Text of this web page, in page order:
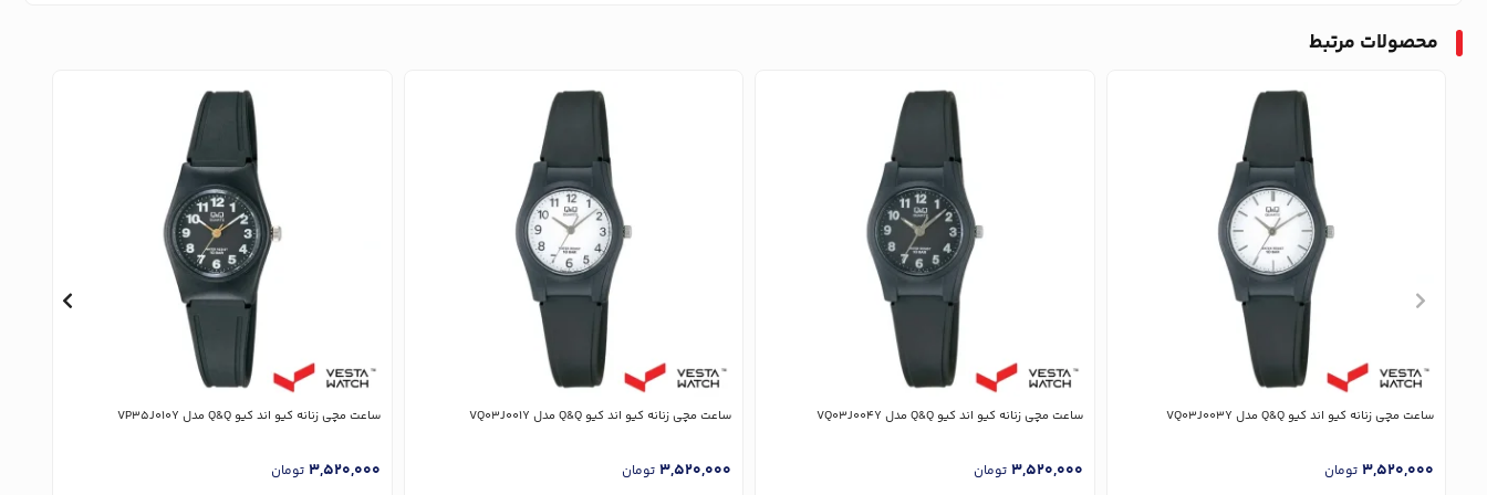
محصولات مرتبط
ساعت مچی زنانه کیو اند کیو Q&Q مدل VQ03J003Y
3,520,000 تومان
ساعت مچی زنانه کیو اند کیو Q&Q مدل VQ03J004Y
3,520,000 تومان
ساعت مچی زنانه کیو اند کیو Q&Q مدل VQ03J001Y
3,520,000 تومان
ساعت مچی زنانه کیو اند کیو Q&Q مدل VP35J010Y
3,520,000 تومان